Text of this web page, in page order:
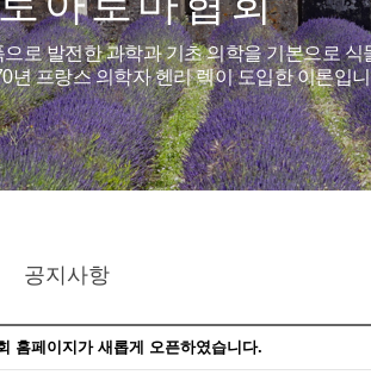
로 발전한 과학과 기초 의학을 기본으로 식
년 프랑스 의학자 헨리 렉이 도입한 이론입
공지사항
홈페이지가 새롭게 오픈하였습니다.